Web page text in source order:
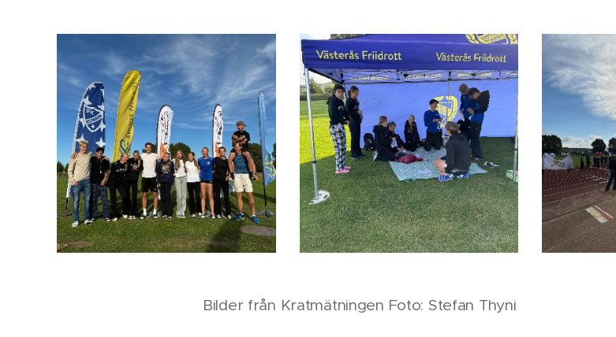
Bilder från Kratmätningen Foto: Stefan Thyni